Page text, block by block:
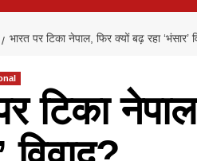
भारत पर टिका नेपाल, फिर क्यों बढ़ रहा ‘भंसार’
टिका